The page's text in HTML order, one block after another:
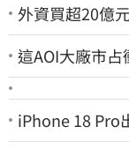
外資買超20億
這AOI大廠市
iPhone 18 Pro